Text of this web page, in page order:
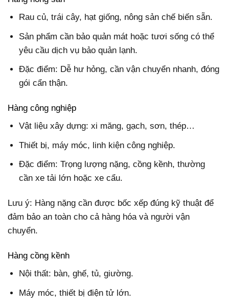
Rau củ, trái cây, hạt giống, nông sản chế biến sẵn.
Sản phẩm cần bảo quản mát hoặc tươi sống có thể
yêu cầu dịch vụ bảo quản lạnh.
Đặc điểm: Dễ hư hỏng, cần vận chuyển nhanh, đóng
gói cẩn thận.
Hàng công nghiệp
Vật liệu xây dựng: xi măng, gạch, sơn, thép…
Thiết bị, máy móc, linh kiện công nghiệp.
Đặc điểm: Trọng lượng nặng, cồng kềnh, thường
cần xe tải lớn hoặc xe cẩu.
Lưu ý: Hàng nặng cần được bốc xếp đúng kỹ thuật để
đảm bảo an toàn cho cả hàng hóa và người vận
chuyển.
Hàng cồng kềnh
Nội thất: bàn, ghế, tủ, giường.
Máy móc, thiết bị điện tử lớn.